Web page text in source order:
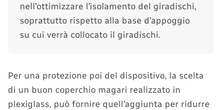
nell’ottimizzare l’isolamento del giradischi,
soprattutto rispetto alla base d’appoggio
su cui verrà collocato il giradischi.
Per una protezione poi del dispositivo, la scelta
di un buon coperchio magari realizzato in
plexiglass, può fornire quell’aggiunta per ridurre